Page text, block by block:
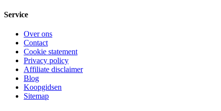
Service
Over ons
Contact
Cookie statement
Privacy policy
Affiliate disclaimer
Blog
Koopgidsen
Sitemap